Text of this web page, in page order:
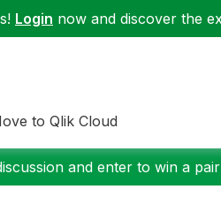
Login now and discover the
to Qlik Cloud
and enter to win a